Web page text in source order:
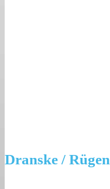
Dranske / Rügen